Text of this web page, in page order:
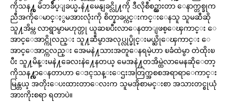
ကိုသန႔္က မိဘခ်ဳပ္ျခယ္မႉနဲ႔မေနျခင္လို႔ကို ဒီလိုစီစဥ္ထားတာ ေနာက္တစ္ခုက
ညီအကိုေမာင္ႏွမအားလုံးကို စိတ္နာခပ္ကင္းကင္းေနသူ သူမဆီဆို
သူ႔အိမ္က လာရွာမွာမဟုတ္ဟု ယူဆၿပီးလာေနတာျဖစ္ေၾကာင္း ေ
အာင္ေအာင္ကိုလည္း သူ႔ဆီမွာအလုပ္လုပ္ခိုင္းမယ္ဆိုေၾကာင္း ေ
အာင္ေအာင္ကလည္း အေမနဲ႔သားအတူေနရမဲ့ဟာ ၿခံထဲမွာ တဲထိုးၿ
ပီး သူ႔မိန္းမနဲ႔ခေလးနဲ႔ေနတယ္ မေအနဲ႔တအိမ္ထဲလာမေနဆိုေတာ့
ကိုသန႔္လာေနတာဟာ ေဒၚသန္းေဌးအတြက္အစစအရာရာေကာင္း
မြန္တယ္ အတိုးေပးထားတာေလးက သူမအိုစာမင္းစာ အသားတင္စုယုံ
အားကိုးစရာ ရတာပဲ။